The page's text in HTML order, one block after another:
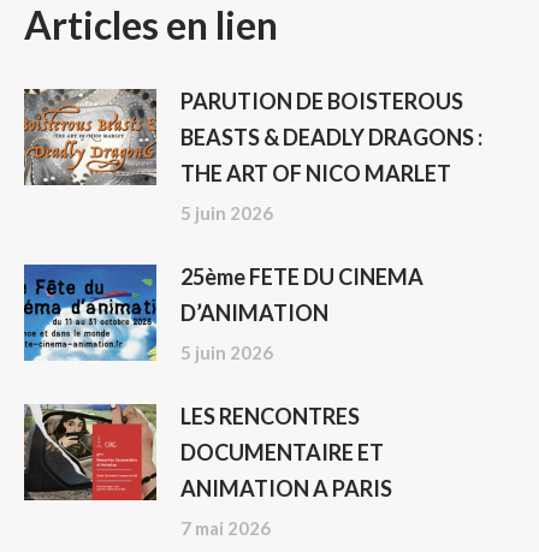
NAVIGATION
ARTICLE
Articles en lien
PARUTION DE BOISTEROUS
BEASTS & DEADLY DRAGONS :
THE ART OF NICO MARLET
5 juin 2026
25ème FETE DU CINEMA
D’ANIMATION
5 juin 2026
LES RENCONTRES
DOCUMENTAIRE ET
ANIMATION A PARIS
7 mai 2026